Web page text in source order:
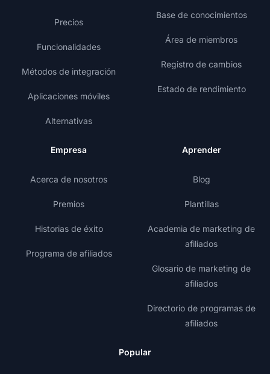
Precios
Funcionalidades
Métodos de integración
Aplicaciones móviles
Alternativas
Base de conocimientos
Área de miembros
Registro de cambios
Estado de rendimiento
Empresa
Acerca de nosotros
Premios
Historias de éxito
Programa de afiliados
Aprender
Blog
Plantillas
Academia de marketing de
afiliados
Glosario de marketing de
afiliados
Directorio de programas de
afiliados
Popular